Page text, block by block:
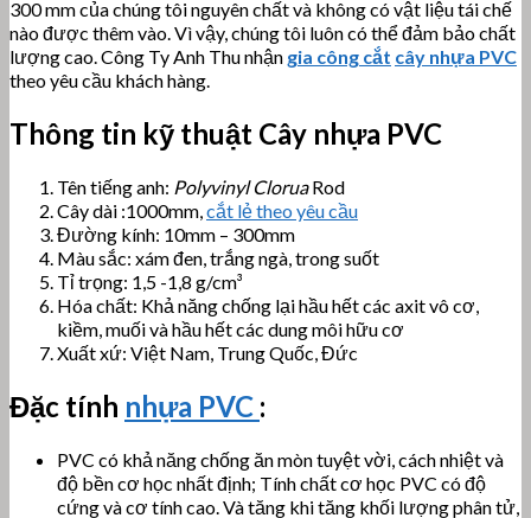
300 mm của chúng tôi nguyên chất và không có vật liệu tái chế
nào được thêm vào. Vì vậy, chúng tôi luôn có thể đảm bảo chất
lượng cao. Công Ty Anh Thu nhận gia công cắt cây nhựa PVC
theo yêu cầu khách hàng.
Thông tin kỹ thuật Cây nhựa PVC
Tên tiếng anh: Polyvinyl CloruaRod
Cây dài :1000mm, cắt lẻ theo yêu cầu
Đường kính: 10mm – 300mm
Màu sắc: xám đen, trắng ngà, trong suốt
Tỉ trọng: 1,5 -1,8 g/cm³
Hóa chất: Khả năng chống lại hầu hết các axit vô cơ,
kiềm, muối và hầu hết các dung môi hữu cơ
Xuất xứ: Việt Nam, Trung Quốc, Đức
Đặc tính nhựa PVC :
PVC có khả năng chống ăn mòn tuyệt vời, cách nhiệt và
độ bền cơ học nhất định; Tính chất cơ học PVC có độ
cứng và cơ tính cao. Và tăng khi tăng khối lượng phân tử,